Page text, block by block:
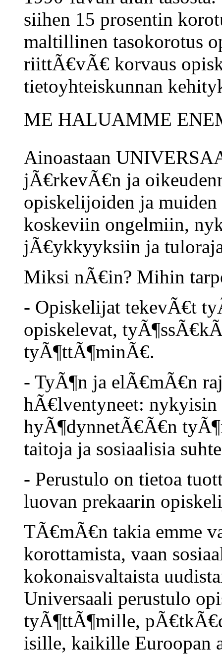
siihen 15 prosentin
maltillinen tasokorotus
riittÃ€vÃ€ korvaus
tietoyhteiskunnan
ME HALUAMME
Ainoastaan
jÃ€rkevÃ€n ja
opiskelijoiden ja
koskeviin ongelmiin,
jÃ€ykkyyksiin ja
Miksi nÃ€in? Mihin
- Opiskelijat tekevÃ€t
opiskelevat,
tyÃ¶ttÃ¶minÃ€.
- TyÃ¶n ja elÃ€mÃ€n
hÃ€lventyneet: nykyisin
hyÃ¶dynnetÃ€Ã€n
taitoja ja sosiaalisia
- Perustulo on tietoa
luovan prekaarin
TÃ€mÃ€n takia emme
korottamista, vaan
kokonaisvaltaista
Universaali perustulo
tyÃ¶ttÃ¶mille,
isille, kaikille Euroopan